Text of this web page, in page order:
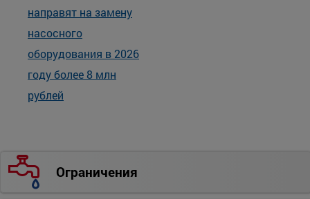
Ограничения
направят на замену
насосного
оборудования в 2026
году более 8 млн
рублей